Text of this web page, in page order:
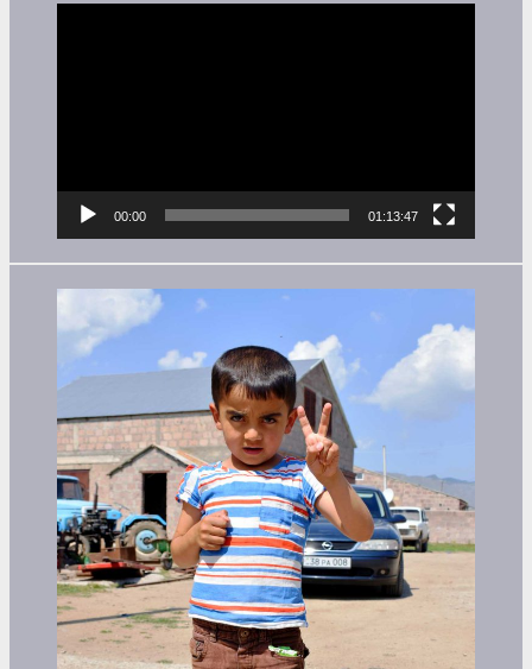
00:00 01:13:47